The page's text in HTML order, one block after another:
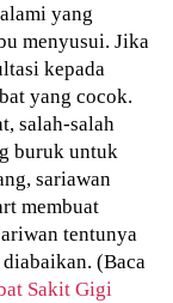
yang
menyusui. Jika
kepada
yang cocok.
salah-salah
buruk untuk
sariawan
membuat
tentunya
(Baca
Sakit Gigi